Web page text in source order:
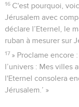
16 C'est pourquoi,
Jérusalem avec
déclare l’Eternel, le
ruban à mesurer sur
17 » Proclame encore
l’univers : Mes villes
l'Eternel consolera
Jérusalem.’ »